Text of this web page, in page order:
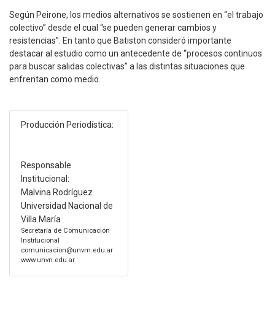
Según Peirone, los medios alternativos se sostienen en “el trabajo
colectivo” desde el cual “se pueden generar cambios y
resistencias”. En tanto que Batiston consideró importante
destacar al estudio como un antecedente de “procesos continuos
para buscar salidas colectivas” a las distintas situaciones que
enfrentan como medio.
Producción Periodística:
Responsable
Institucional:
Malvina Rodríguez
Universidad Nacional de
Villa María
Secretaría de Comunicación
Institucional
comunicacion@unvm.edu.ar
www.unvn.edu.ar